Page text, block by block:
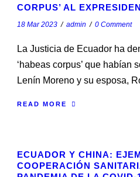
CORPUS’ AL
18 Mar 2023 / admin / 0 Comment
La Justicia de Ecuador ha
‘habeas corpus’ que habían
Lenín Moreno y su esposa,
READ MORE
ECUADOR Y CHINA:
COOPERACIÓN